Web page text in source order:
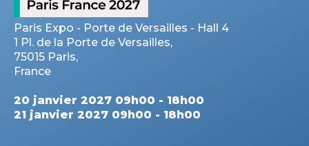
Paris Expo - Porte de Versailles - Hall 4
1 Pl. de la Porte de Versailles,
75015 Paris,
France
20 janvier 2027 09h00 - 18h00
21 janvier 2027 09h00 - 18h00